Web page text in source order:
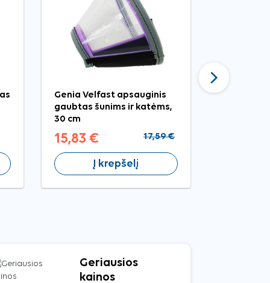
Genia Velfast apsauginis
gaubtas šunims ir katėms,
30 cm
15,83 € 17,59 €
Į krepšelį
Geriausios
kainos